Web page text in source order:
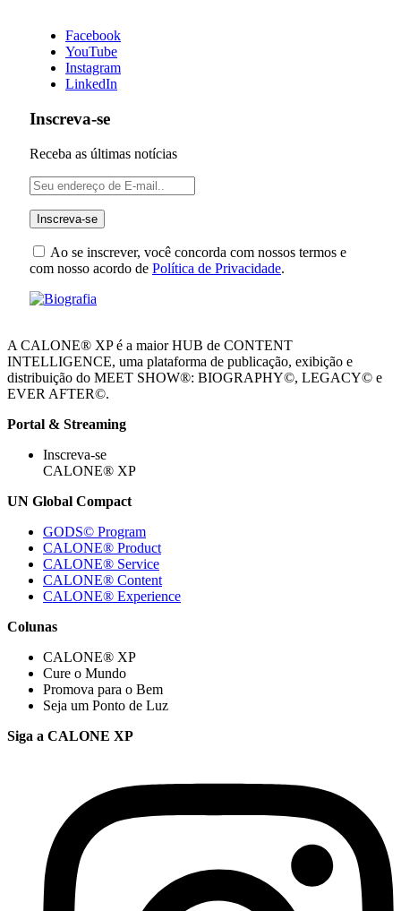
Facebook
YouTube
Instagram
LinkedIn
Inscreva-se
Receba as últimas notícias
Ao se inscrever, você concorda com nossos termos e
com nosso acordo de Política de Privacidade.
A CALONE® XP é a maior HUB de CONTENT
INTELLIGENCE, uma plataforma de publicação, exibição e
distribuição do MEET SHOW®: BIOGRAPHY©, LEGACY© e
EVER AFTER©.
Portal & Streaming
Inscreva-se
CALONE® XP
UN Global Compact
GODS© Program
CALONE® Product
CALONE® Service
CALONE® Content
CALONE® Experience
Colunas
CALONE® XP
Cure o Mundo
Promova para o Bem
Seja um Ponto de Luz
Siga a CALONE XP